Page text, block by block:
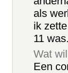
als
ik
11
Wat
Een